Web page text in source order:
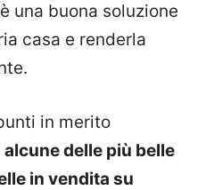
una buona soluzione
casa e renderla
in merito
alcune delle più belle
in vendita su